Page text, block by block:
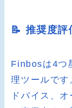
📝 推奨度評
Finbosは4つ
理ツールで
ドバイス、